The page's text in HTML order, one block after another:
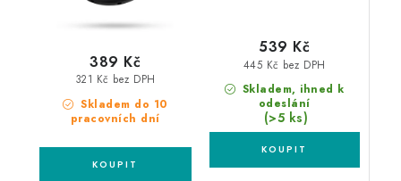
Skladem do 10
pracovních dní
321 Kč bez DPH
389 Kč
Skladem, ihned k
odeslání
(>5 ks)
445 Kč bez DPH
539 Kč